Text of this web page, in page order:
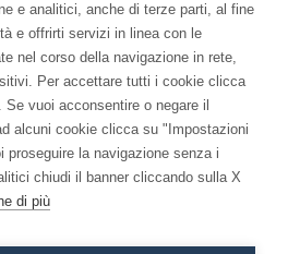
I commenti sono chiusi.
della Consapevolezza: come la
ha cambiato me e l'azienda.
e analitici, anche di terze parti, al fine
e offrirti servizi in linea con le
nel corso della navigazione in rete,
Per accettare tutti i cookie clicca
vuoi acconsentire o negare il
alcuni cookie clicca su "Impostazioni
la navigazione senza i
chiudi il banner cliccando sulla X
di più